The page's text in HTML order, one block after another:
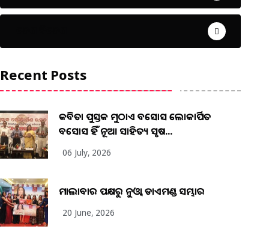
Recent Posts
କବିତା ପୁସ୍ତକ ମୁଠାଏ ଅବସୋସ ଲୋକାର୍ପିତ
ଅବସୋସ ହିଁ ନୂଆ ସାହିତ୍ୟ ସୃଷ...
06 July, 2026
ମାଲାବାର ପକ୍ଷରୁ ନୁଓ୍ବା ଡାଏମଣ୍ଡ ସମ୍ଭାର
20 June, 2026